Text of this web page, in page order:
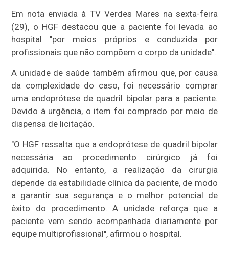
Em nota enviada à TV Verdes Mares na sexta-feira
(29), o HGF destacou que a paciente foi levada ao
hospital "por meios próprios e conduzida por
profissionais que não compõem o corpo da unidade".
A unidade de saúde também afirmou que, por causa
da complexidade do caso, foi necessário comprar
uma endoprótese de quadril bipolar para a paciente.
Devido à urgência, o item foi comprado por meio de
dispensa de licitação.
"O HGF ressalta que a endoprótese de quadril bipolar
necessária ao procedimento cirúrgico já foi
adquirida. No entanto, a realização da cirurgia
depende da estabilidade clínica da paciente, de modo
a garantir sua segurança e o melhor potencial de
êxito do procedimento. A unidade reforça que a
paciente vem sendo acompanhada diariamente por
equipe multiprofissional", afirmou o hospital.